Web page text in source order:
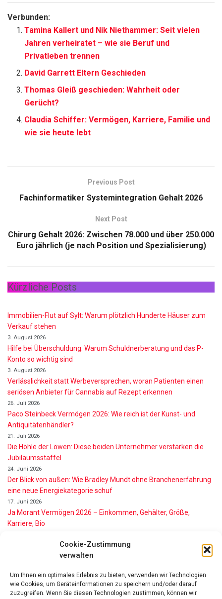
Cookie-Zustimmung
verwalten
Um Ihnen ein optimales Erlebnis zu bieten, verwenden wir Technologien
wie Cookies, um Geräteinformationen zu speichern und/oder darauf
zuzugreifen. Wenn Sie diesen Technologien zustimmen, können wir
Verbunden:
Tamina Kallert und Nik Niethammer: Seit vielen
Jahren verheiratet – wie sie Beruf und
Privatleben trennen
David Garrett Eltern Geschieden
Thomas Gleiß geschieden: Wahrheit oder
Gerücht?
Claudia Schiffer: Vermögen, Karriere, Familie und
wie sie heute lebt
Previous Post
Fachinformatiker Systemintegration Gehalt 2026
Next Post
Chirurg Gehalt 2026: Zwischen 78.000 und über 250.000
Euro jährlich (je nach Position und Spezialisierung)
Kürzliche Posts
Immobilien-Flut auf Sylt: Warum plötzlich Hunderte Häuser zum
Verkauf stehen
3. August 2026
Hilfe bei Überschuldung: Warum Schuldnerberatung und das P-
Konto so wichtig sind
3. August 2026
Verlässlichkeit statt Werbeversprechen, woran Patienten einen
seriösen Anbieter für Cannabis auf Rezept erkennen
26. Juli 2026
Paco Steinbeck Vermögen 2026: Wie reich ist der Kunst- und
Antiquitätenhändler?
21. Juli 2026
Die Höhle der Löwen: Diese beiden Unternehmer verstärken die
Jubiläumsstaffel
24. Juni 2026
Der Blick von außen: Wie Bradley Mundt ohne Branchenerfahrung
eine neue Energiekategorie schuf
17. Juni 2026
Ja Morant Vermögen 2026 – Einkommen, Gehälter, Größe,
Karriere, Bio
Alice Walton Vermögen 2026: So reich ist die Walmart-Erbin
wirklich
11. Juni 2026